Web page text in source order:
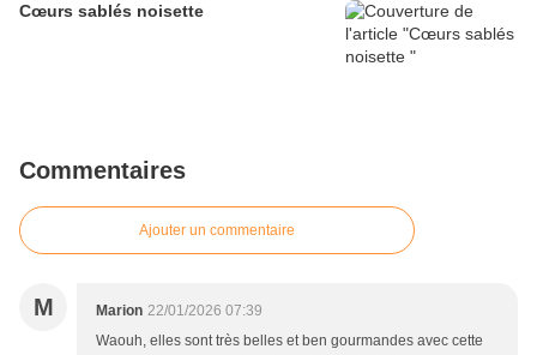
Cœurs sablés noisette
Commentaires
Ajouter un commentaire
M Marion 22/01/2026 07:39
Waouh, elles sont très belles et ben gourmandes avec cette